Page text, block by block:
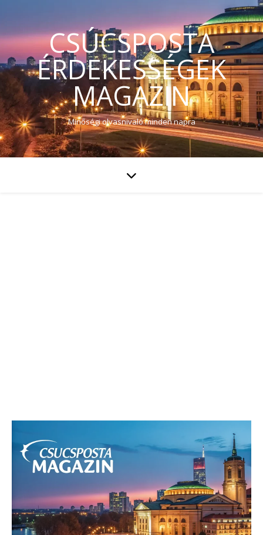
CSÚCSPOSTA
ÉRDEKESSÉGEK
MAGAZIN
Minőségi olvasnivaló minden napra